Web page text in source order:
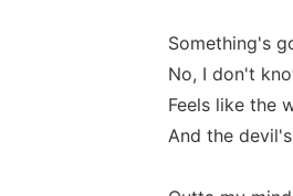
Something's
No, I don't
Feels like the
And the